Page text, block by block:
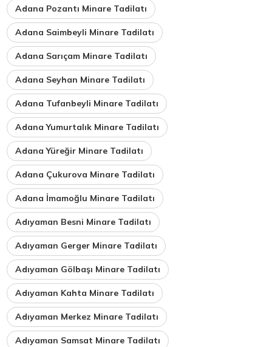
Adana Pozantı Minare Tadilatı
Adana Saimbeyli Minare Tadilatı
Adana Sarıçam Minare Tadilatı
Adana Seyhan Minare Tadilatı
Adana Tufanbeyli Minare Tadilatı
Adana Yumurtalık Minare Tadilatı
Adana Yüreğir Minare Tadilatı
Adana Çukurova Minare Tadilatı
Adana İmamoğlu Minare Tadilatı
Adıyaman Besni Minare Tadilatı
Adıyaman Gerger Minare Tadilatı
Adıyaman Gölbaşı Minare Tadilatı
Adıyaman Kahta Minare Tadilatı
Adıyaman Merkez Minare Tadilatı
Adıyaman Samsat Minare Tadilatı